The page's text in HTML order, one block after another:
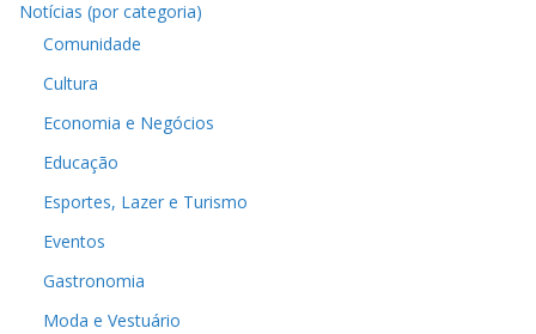
Notícias (por categoria)
Comunidade
Cultura
Economia e Negócios
Educação
Esportes, Lazer e Turismo
Eventos
Gastronomia
Moda e Vestuário